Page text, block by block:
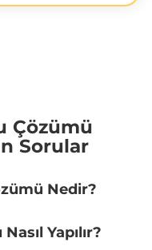
Çözümü
Sorular
Nedir?
Yapılır?